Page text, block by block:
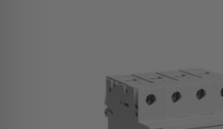
IDENTITÀ AZIENDALE